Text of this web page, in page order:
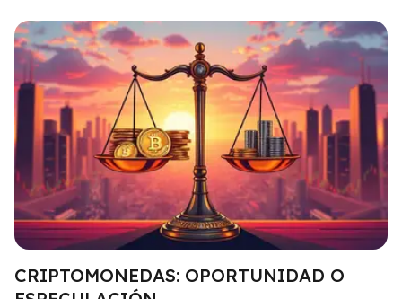
CRIPTOMONEDAS: OPORTUNIDAD O